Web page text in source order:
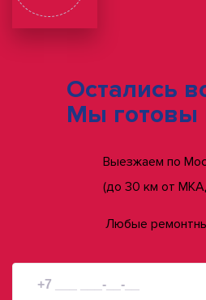
Остались
Мы готовы
Выезжаем по
(до 30 км от
Любые